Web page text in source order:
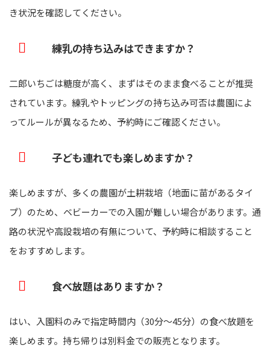
き状況を確認してください。
練乳の持ち込みはできますか？
二郎いちごは糖度が高く、まずはそのまま食べることが推奨
されています。練乳やトッピングの持ち込み可否は農園によ
ってルールが異なるため、予約時にご確認ください。
子ども連れでも楽しめますか？
楽しめますが、多くの農園が土耕栽培（地面に苗があるタイ
プ）のため、ベビーカーでの入園が難しい場合があります。通
路の状況や高設栽培の有無について、予約時に相談すること
をおすすめします。
食べ放題はありますか？
はい、入園料のみで指定時間内（30分〜45分）の食べ放題を
楽しめます。持ち帰りは別料金での販売となります。